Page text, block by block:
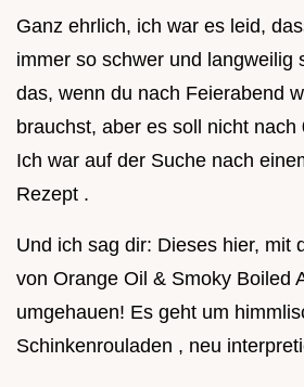
Ganz ehrlich, ich war es leid,
immer so schwer und langweilig
das, wenn du nach Feierabend
brauchst, aber es soll nicht
Ich war auf der Suche nach
Rezept .
Und ich sag dir: Dieses hier, mit
von Orange Oil & Smoky Boiled
umgehauen! Es geht um
Schinkenrouladen , neu